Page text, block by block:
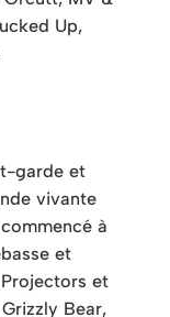
Up,
garde et
vivante
à
et
et
Bear,